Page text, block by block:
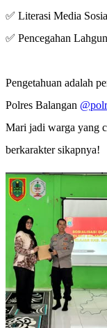
✅ Literasi Media
✅ Pencegahan
Pengetahuan adalah
Polres Balangan
Mari jadi warga yang
berkarakter sikapnya!